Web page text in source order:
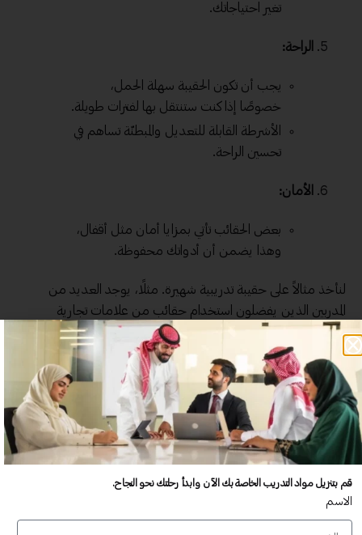
تغير احتياجاتك.
الراحة:
يجب أن تكون الحقيبة سهلة الحمل،
خصوصًا إذا كنت ستنتقل بها لفترات طويلة.
الأشرطة القابلة للتعديل والمبطنّة تساهم في
تحسين الراحة.
الأمان:
بعض الحقائب تأتي بمزايا أمان مثل أقفال،
وهذا يضمن أن أدواتك محفوظة.
لنأخذ مثالاً على حقيبة تدريبية شهيرة. مثلًا، يوجد العديد من
المدربين الذين يفضلون استخدام حقائب من علامات تجارية
معروفة لأنها تتميز بجودة عالية وبناء متين وراحة في الحمل. هذا
الاختيار ليس فقط بسبب التأثير البصري، بل لأن الأداء يتحسن عند
وجود أدوات مرتبة ومجهزة بشكل جيد.
اقتناء الحقيبة التدريبية المناسبة يعد خطوة استراتيجية وفكرية، إنها
ليست مجرد خيار، إنها استثمار في نفسك ونجاحك!
الحقيبة التدريبية هي أكثر من مجرد وسيلة لنقل أدواتك. إنها تعكس
مدى جدية التزامك واستعدادك لتعلم شيء جديد، لذلك تأكد من
قم بتنزيل مواد التدريب الخاصة بك الآن وابدأ رحلتك نحو النجاح.
الاسم